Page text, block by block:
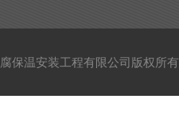
保温安装工程有限公司版权所